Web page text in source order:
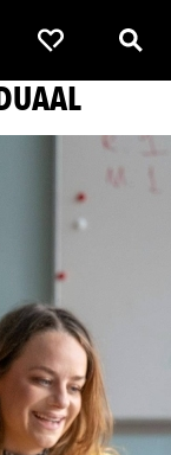
Favorieten